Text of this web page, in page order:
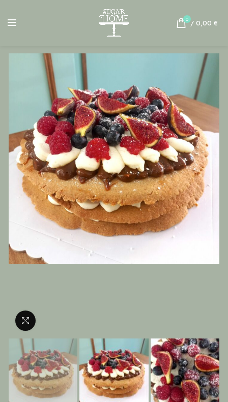
0 / 0,00 €